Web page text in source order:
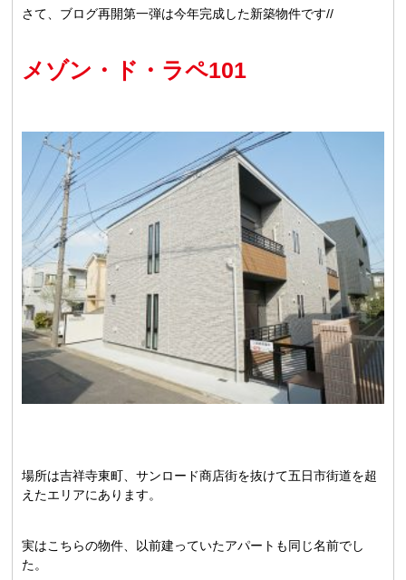
さて、ブログ再開第一弾は今年完成した新築物件です//
メゾン・ド・ラペ101
場所は吉祥寺東町、サンロード商店街を抜けて五日市街道を超
えたエリアにあります。
実はこちらの物件、以前建っていたアパートも同じ名前でし
た。